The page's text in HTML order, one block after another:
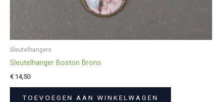
Sleutelhangers
Sleutelhanger Boston Brons
€14,50
TOEVOEGEN AAN WINKELWAGEN